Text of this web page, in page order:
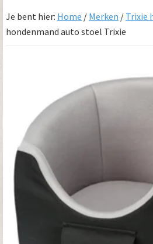
Je bent hier: Home / Merken / Trixie
hondenmand auto stoel Trixie